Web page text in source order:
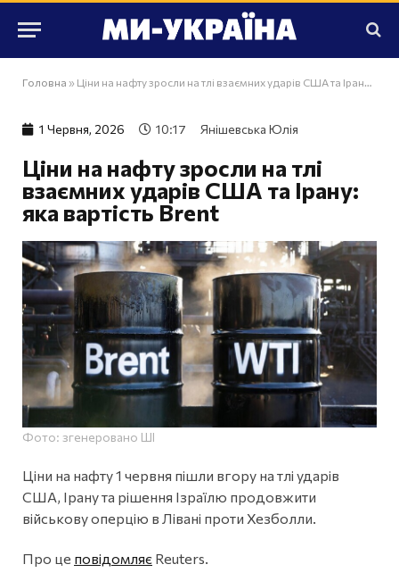
Головна » Ціни на нафту зросли на тлі взаємних ударів США та Ірану: яка вартість Brent
1 Червня, 2026 10:17 Янішевська Юлія
Ціни на нафту зросли на тлі
взаємних ударів США та Ірану:
яка вартість Brent
Фото: згенеровано ШІ
Ціни на нафту 1 червня пішли вгору на тлі ударів
США, Ірану та рішення Ізраїлю продовжити
військову оперцію в Лівані проти Хезболли.
Про це повідомляє Reuters.